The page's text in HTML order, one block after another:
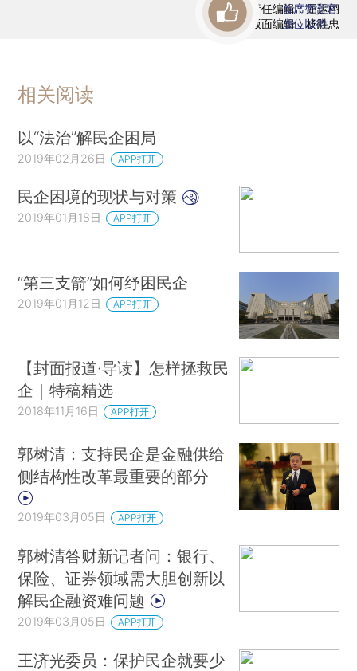
责任编辑：屈运栩
版面编辑：杨胜忠
首席赞赏官
虚位以待
相关阅读
以“法治”解民企困局
2019年02月26日 APP打开
民企困境的现状与对策
2019年01月18日 APP打开
“第三支箭”如何纾困民企
2019年01月12日 APP打开
【封面报道·导读】怎样拯救民
企｜特稿精选
2018年11月16日 APP打开
郭树清：支持民企是金融供给
侧结构性改革最重要的部分
2019年03月05日 APP打开
郭树清答财新记者问：银行、
保险、证券领域需大胆创新以
解民企融资难问题
2019年03月05日 APP打开
王济光委员：保护民企就要少